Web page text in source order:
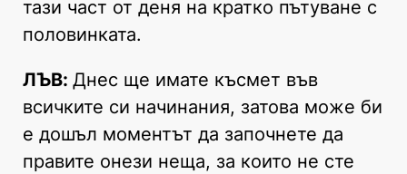
тази част от деня на кратко пътуване с
половинката.
ЛЪВ: Днес ще имате късмет във
всичките си начинания, затова може би
е дошъл моментът да започнете да
правите онези неща, за които не сте